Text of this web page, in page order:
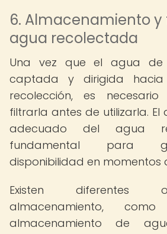
6. Almacenamiento
agua recolectada
Una vez que el agua de
captada y dirigida
recolección, es
filtrarla antes de utilizarla.
adecuado del agua
fundamental para
disponibilidad en momentos
Existen diferentes
almacenamiento,
almacenamiento de